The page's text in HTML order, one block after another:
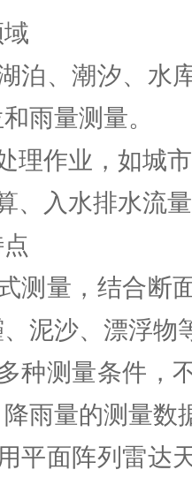
、潮汐、水
雨量测量。
作业，如城市
入水排水流量
量，结合断
泥沙、漂浮物
测量条件，
雨量的测量数
面阵列雷达